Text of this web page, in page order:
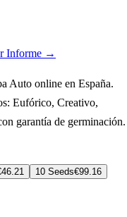
Informe →
Auto online en España.
Eufórico, Creativo,
garantía de germinación.
46.21 10 Seeds€99.16